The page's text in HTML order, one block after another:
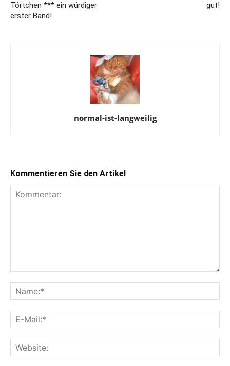
Törtchen *** ein würdiger
erster Band!
gut!
normal-ist-langweilig
Kommentieren Sie den Artikel